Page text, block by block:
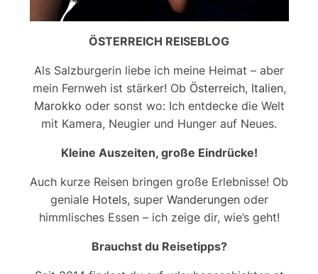
ÖSTERREICH REISEBLOG
Als Salzburgerin liebe ich meine Heimat – aber
mein Fernweh ist stärker! Ob Österreich, Italien,
Marokko oder sonst wo: Ich entdecke die Welt
mit Kamera, Neugier und Hunger auf Neues.
Kleine Auszeiten, große Eindrücke!
Auch kurze Reisen bringen große Erlebnisse! Ob
geniale Hotels, super Wanderungenoder
himmlisches Essen – ich zeige dir, wie’s geht!
Brauchst du Reisetipps?